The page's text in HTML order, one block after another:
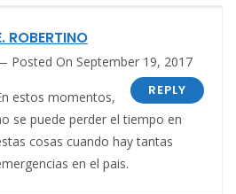
ROBERTINO
Posted On September 19, 2017
REPLY
estos momentos,
se puede perder el tiempo en
cosas cuando hay tantas
en el pais.